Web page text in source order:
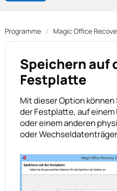
Programme Magic Office
Speichern auf
Festplatte
Mit dieser Option können
der Festplatte, auf
oder einem anderen
oder